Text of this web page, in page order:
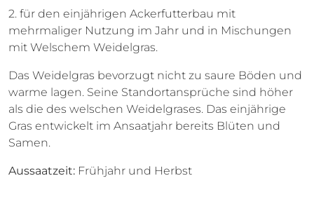
2. für den einjährigen Ackerfutterbau mit
mehrmaliger Nutzung im Jahr und in Mischungen
mit Welschem Weidelgras.
Das Weidelgras bevorzugt nicht zu saure Böden und
warme lagen. Seine Standortansprüche sind höher
als die des welschen Weidelgrases. Das einjährige
Gras entwickelt im Ansaatjahr bereits Blüten und
Samen.
Aussaatzeit: Frühjahr und Herbst